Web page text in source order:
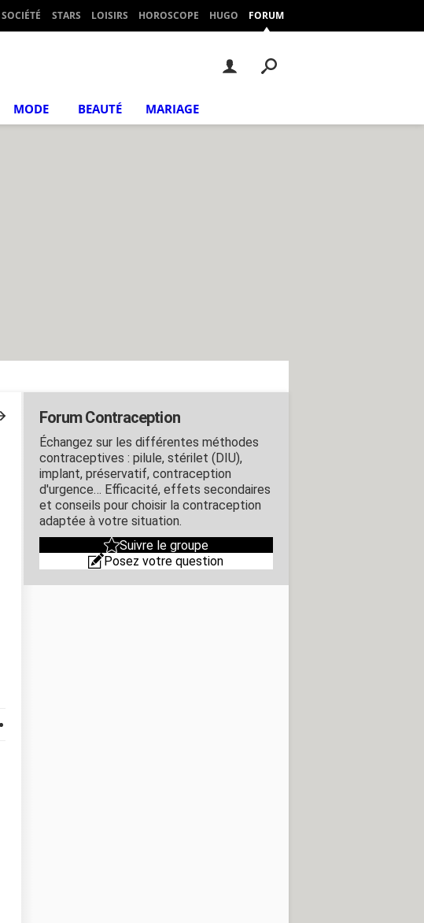
SOCIÉTÉ STARS LOISIRS HOROSCOPE HUGO FORUM
MODE BEAUTÉ MARIAGE
Forum Contraception
Échangez sur les différentes méthodes
contraceptives : pilule, stérilet (DIU),
implant, préservatif, contraception
d'urgence… Efficacité, effets secondaires
et conseils pour choisir la contraception
adaptée à votre situation.
Suivre le groupe
Posez votre question